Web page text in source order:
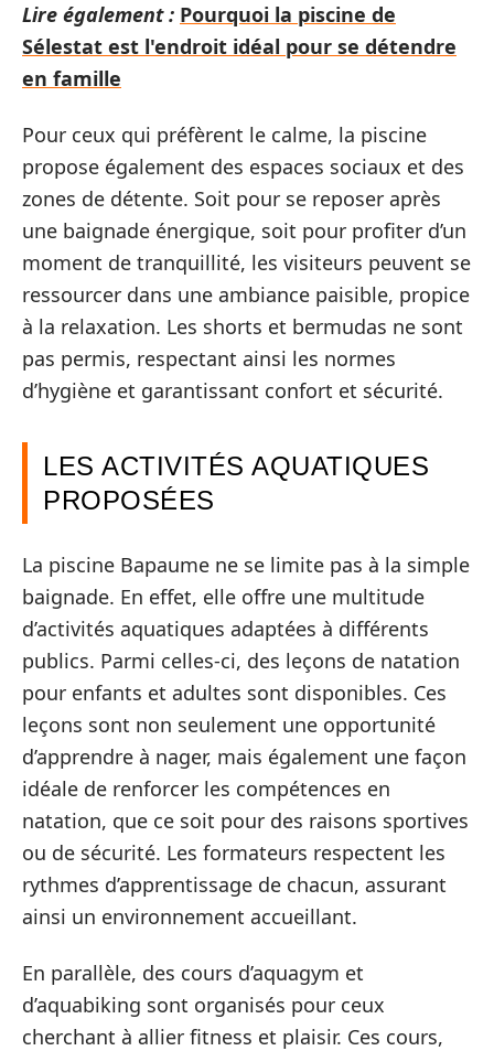
Lire également : Pourquoi la piscine de
Sélestat est l'endroit idéal pour se détendre
en famille
Pour ceux qui préfèrent le calme, la piscine
propose également des espaces sociaux et des
zones de détente. Soit pour se reposer après
une baignade énergique, soit pour profiter d’un
moment de tranquillité, les visiteurs peuvent se
ressourcer dans une ambiance paisible, propice
à la relaxation. Les shorts et bermudas ne sont
pas permis, respectant ainsi les normes
d’hygiène et garantissant confort et sécurité.
LES ACTIVITÉS AQUATIQUES
PROPOSÉES
La piscine Bapaume ne se limite pas à la simple
baignade. En effet, elle offre une multitude
d’activités aquatiques adaptées à différents
publics. Parmi celles-ci, des leçons de natation
pour enfants et adultes sont disponibles. Ces
leçons sont non seulement une opportunité
d’apprendre à nager, mais également une façon
idéale de renforcer les compétences en
natation, que ce soit pour des raisons sportives
ou de sécurité. Les formateurs respectent les
rythmes d’apprentissage de chacun, assurant
ainsi un environnement accueillant.
En parallèle, des cours d’aquagym et
d’aquabiking sont organisés pour ceux
cherchant à allier fitness et plaisir. Ces cours,